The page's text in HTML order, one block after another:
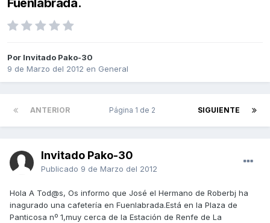
Fuenlabrada.
Por Invitado Pako-30
9 de Marzo del 2012 en General
ANTERIOR SIGUIENTE
Página 1 de 2
Invitado Pako-30
Publicado 9 de Marzo del 2012
Hola A Tod@s, Os informo que José el Hermano de Roberbj ha
inagurado una cafetería en Fuenlabrada.Está en la Plaza de
Panticosa nº 1,muy cerca de la Estación de Renfe de La